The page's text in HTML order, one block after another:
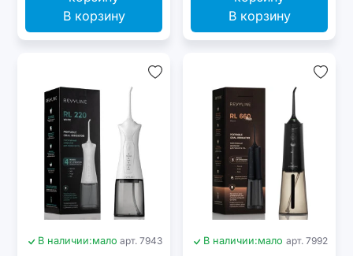
В корзину В корзину
В наличии:мало арт. 7943 В наличии:мало арт. 7992